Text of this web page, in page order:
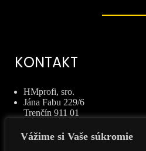
Vážime si Vaše súkromie
KONTAKT
HMprofi, sro.
Jána Fabu 229/6
Trenčín 911 01
MAIL: info@klimamajstri.sk